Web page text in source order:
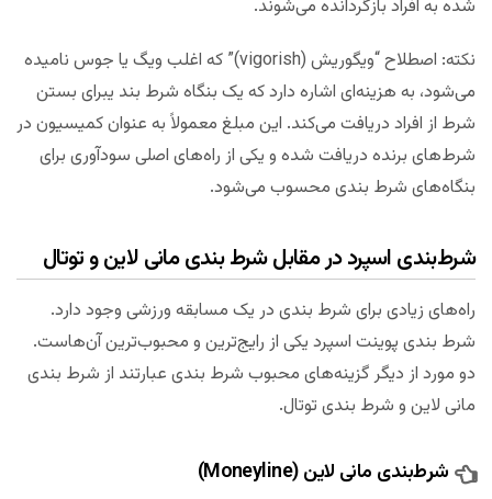
شده به افراد بازگردانده می‌شوند.
نکته: اصطلاح “ویگوریش (vigorish)” که اغلب ویگ یا جوس نامیده
می‌شود، به هزینه‌ای اشاره دارد که یک بنگاه شرط بند یبرای بستن
شرط از افراد دریافت می‌کند. این مبلغ معمولاً به عنوان کمیسیون در
شرط‌های برنده دریافت شده و یکی از راه‌های اصلی سودآوری برای
بنگاه‌های شرط بندی محسوب می‌شود.
شرط‌بندی اسپرد در مقابل شرط بندی مانی لاین و توتال
راه‌های زیادی برای شرط بندی در یک مسابقه ورزشی وجود دارد.
شرط بندی پوینت اسپرد یکی از رایج‌ترین و محبوب‌ترین آن‌هاست.
دو مورد از دیگر گزینه‌های محبوب شرط بندی عبارتند از شرط بندی
مانی لاین و شرط بندی توتال.
شرط‌بندی مانی لاین (Moneyline)